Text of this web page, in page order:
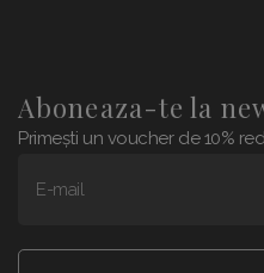
Aboneaza-te la
Primești un voucher de 10%
E-mail